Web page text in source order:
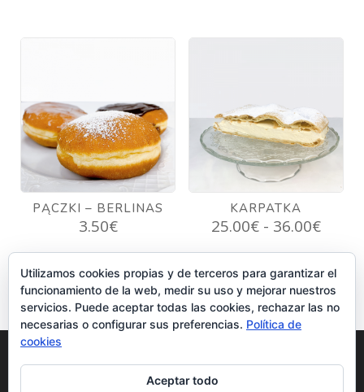
35.00€
PĄCZKI – BERLINAS
3.50€
KARPATKA
25.00€ - 36.00€
desde
hasta
Política de cookies
Condiciones de venta
Utilizamos cookies propias y de terceros para garantizar el
funcionamiento de la web, medir su uso y mejorar nuestros
servicios. Puede aceptar todas las cookies, rechazar las no
necesarias o configurar sus preferencias. Política de
cookies
Aceptar todo